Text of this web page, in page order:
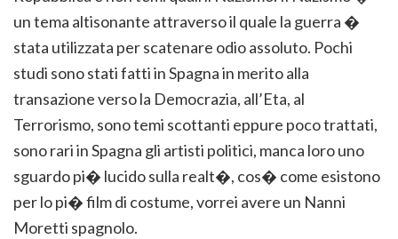
un tema altisonante attraverso il quale la guerra �
stata utilizzata per scatenare odio assoluto. Pochi
studi sono stati fatti in Spagna in merito alla
transazione verso la Democrazia, all’Eta, al
Terrorismo, sono temi scottanti eppure poco trattati,
sono rari in Spagna gli artisti politici, manca loro uno
sguardo pi� lucido sulla realt�, cos� come esistono
per lo pi� film di costume, vorrei avere un Nanni
Moretti spagnolo.